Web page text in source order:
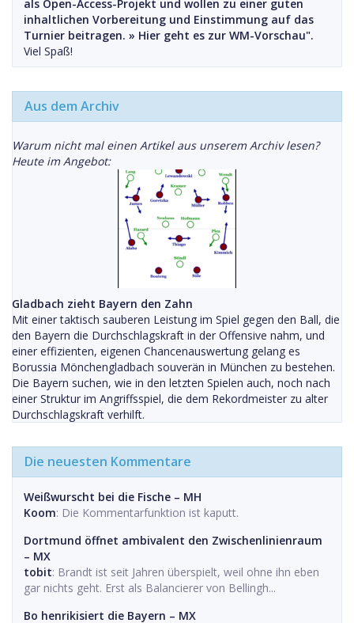
als Open-Access-Projekt und wollen zu einer guten
inhaltlichen Vorbereitung und Einstimmung auf das
Turnier beitragen. » Hier geht es zur WM-Vorschau".
Viel Spaß!
Aus dem Archiv
Warum nicht mal einen Artikel aus unserem Archiv lesen?
Heute im Angebot:
Gladbach zieht Bayern den Zahn
Mit einer taktisch sauberen Leistung im Spiel gegen den Ball, die
den Bayern die Durchschlagskraft in der Offensive nahm, und
einer effizienten, eigenen Chancenauswertung gelang es
Borussia Mönchengladbach souverän in München zu bestehen.
Die Bayern suchen, wie in den letzten Spielen auch, noch nach
einer Struktur im Angriffsspiel, die dem Rekordmeister zu alter
Durchschlagskraft verhilft.
Die neuesten Kommentare
Weißwurscht bei die Fische – MH
Koom: Die Kommentarfunktion ist kaputt.
Dortmund öffnet ambivalent den Zwischenlinienraum
– MX
tobit: Brandt ist seit Jahren überspielt, weil ohne ihn eben
gar nichts geht. Erst als Balancierer von Bellingh...
Bo henrikisiert die Bayern – MX